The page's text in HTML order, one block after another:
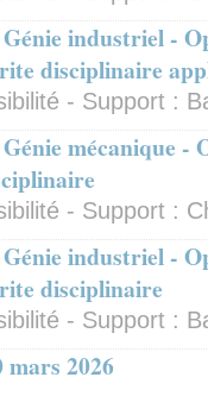
industriel -
disciplinaire
- Support :
mécanique -
- Support :
industriel -
disciplinaire
- Support :
2026